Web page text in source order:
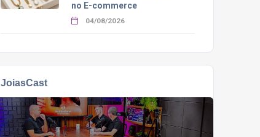
no E-commerce
04/08/2026
JoiasCast